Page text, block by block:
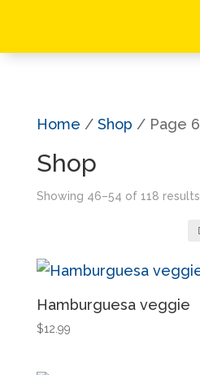
Home / Shop / Page 6
Shop
Showing 46–54 of 118 results
Hamburguesa veggie
$12.99